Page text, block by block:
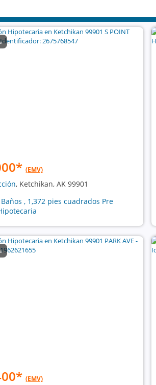
* (EMV)
, Ketchikan, AK 99901
, 1,372 pies cuadrados Pre
* (EMV)